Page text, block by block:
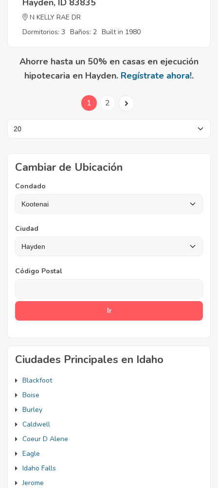
N KELLY RAE DR
Dormitorios: 3 Baños: 2 Built in 1980
Ahorre hasta un 50% en casas en ejecución
hipotecaria en Hayden. Regístrate ahora!.
1 2
Cambiar de Ubicación
Condado
Ciudad
Código Postal
Ciudades Principales en Idaho
Blackfoot
Boise
Burley
Caldwell
Coeur D Alene
Eagle
Idaho Falls
Jerome